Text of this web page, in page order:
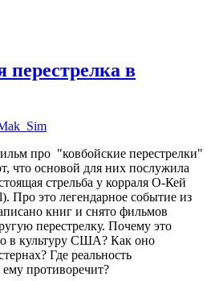
перестрелка в
про "ковбойские перестрелки"
что основой для них послужила
стрельба у корраля О-Кей
Про это легендарное событие из
книг и снято фильмов
перестрелку. Почему это
в культуру США? Как оно
Где реальность
ему противоречит?